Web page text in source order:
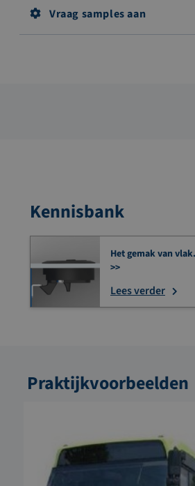
Vraag samples aan
Kennisbank
Het gemak van
>>
Lees verder
Praktijkvoorbeelden